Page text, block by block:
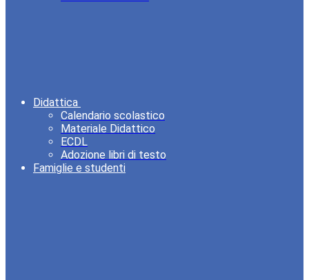
Didattica
Calendario scolastico
Materiale Didattico
ECDL
Adozione libri di testo
Famiglie e studenti